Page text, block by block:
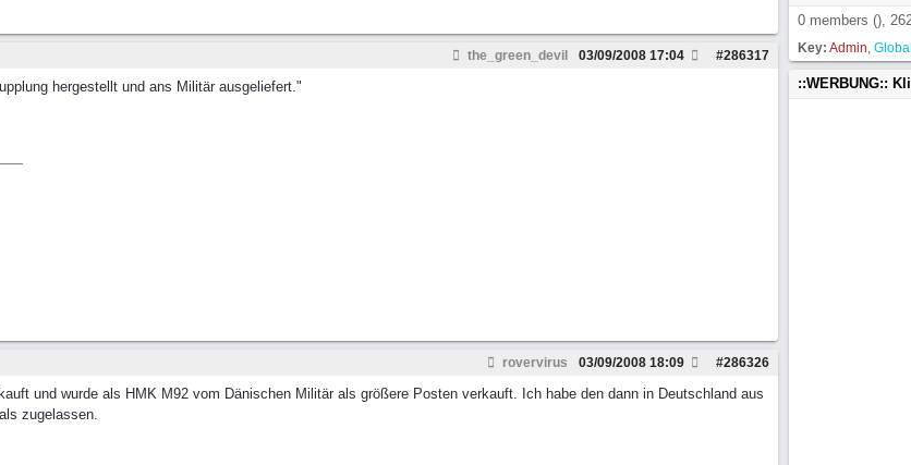
the_green_devil #286317
03/09/2008 17:04
hergestellt und ans Militär ausgeliefert."
rovervirus #286326
03/09/2008 18:09
und wurde als HMK M92 vom Dänischen Militär als größere Posten verkauft. Ich habe den dann in Deutschland aus
zugelassen.
0 members (),
Key: Admin,
::WERBUNG::